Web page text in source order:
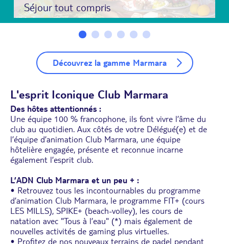
Séjour tout compris
Découvrez la gamme Marmara
L'esprit Iconique Club Marmara
Des hôtes attentionnés :
Une équipe 100 % francophone, ils font vivre l’âme du
club au quotidien. Aux côtés de votre Délégué(e) et de
l’équipe d’animation Club Marmara, une équipe
hôtelière engagée, présente et reconnue incarne
également l’esprit club.
L’ADN Club Marmara et un peu + :
• Retrouvez tous les incontournables du programme
d’animation Club Marmara, le programme FIT+ (cours
LES MILLS), SPIKE+ (beach-volley), les cours de
natation avec "Tous à l’eau" (*) mais également de
nouvelles activités de gaming plus virtuelles.
• Pro­fitez de nos nouveaux terrains de padel pendant